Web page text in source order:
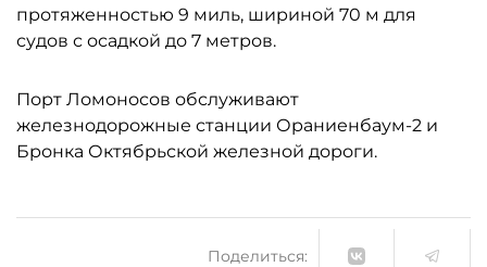
протяженностью 9 миль, шириной 70 м для
судов с осадкой до 7 метров.
Порт Ломоносов обслуживают
железнодорожные станции Ораниенбаум-2 и
Бронка Октябрьской железной дороги.
Поделиться: